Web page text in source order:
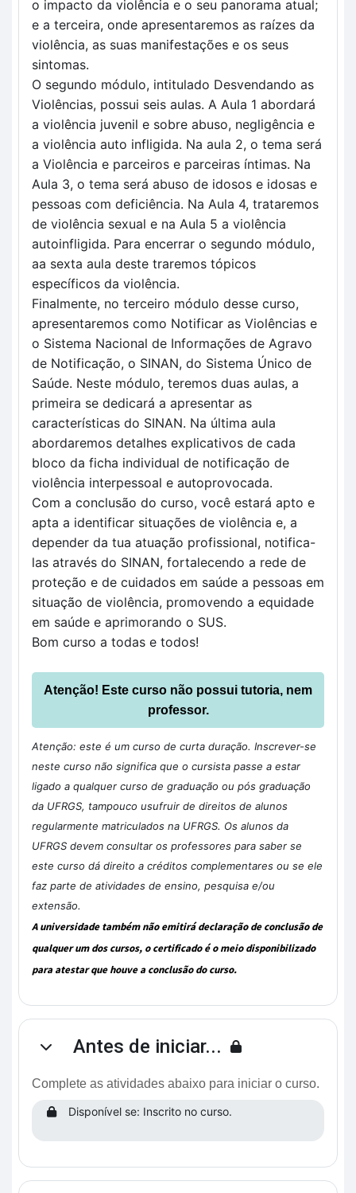
o impacto da violência e o seu panorama atual;
e a terceira, onde apresentaremos as raízes da
violência, as suas manifestações e os seus
sintomas.
O segundo módulo, intitulado Desvendando as
Violências, possui seis aulas. A Aula 1 abordará
a violência juvenil e sobre abuso, negligência e
a violência auto infligida. Na aula 2, o tema será
a Violência e parceiros e parceiras íntimas. Na
Aula 3, o tema será abuso de idosos e idosas e
pessoas com deficiência. Na Aula 4, trataremos
de violência sexual e na Aula 5 a violência
autoinfligida. Para encerrar o segundo módulo,
aa sexta aula deste traremos tópicos
específicos da violência.
Finalmente, no terceiro módulo desse curso,
apresentaremos como Notificar as Violências e
o Sistema Nacional de Informações de Agravo
de Notificação, o SINAN, do Sistema Único de
Saúde. Neste módulo, teremos duas aulas, a
primeira se dedicará a apresentar as
características do SINAN. Na última aula
abordaremos detalhes explicativos de cada
bloco da ficha individual de notificação de
violência interpessoal e autoprovocada.
Com a conclusão do curso, você estará apto e
apta a identificar situações de violência e, a
depender da tua atuação profissional, notifica-
las através do SINAN, fortalecendo a rede de
proteção e de cuidados em saúde a pessoas em
situação de violência, promovendo a equidade
em saúde e aprimorando o SUS.
Bom curso a todas e todos!
Atenção! Este curso não possui tutoria, nem
professor.
Atenção: este é um curso de curta duração. Inscrever-se
neste curso não significa que o cursista passe a estar
ligado a qualquer curso de graduação ou pós graduação
da UFRGS, tampouco usufruir de direitos de alunos
regularmente matriculados na UFRGS. Os alunos da
UFRGS devem consultar os professores para saber se
este curso dá direito a créditos complementares ou se ele
faz parte de atividades de ensino, pesquisa e/ou
extensão.
A universidade também não emitirá declaração de conclusão de
qualquer um dos cursos, o certificado é o meio disponibilizado
para atestar que houve a conclusão do curso.
ContrairAntes de iniciar...
Complete as atividades abaixo para iniciar o curso.
Disponível se: Inscrito no curso.